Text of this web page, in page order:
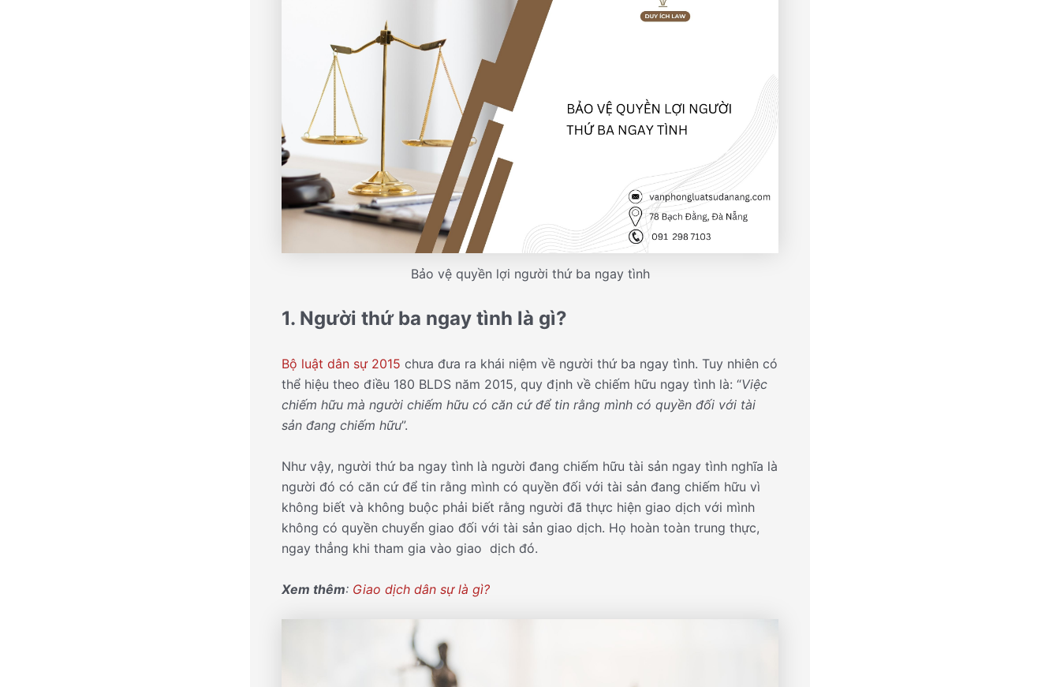
Bảo vệ quyền lợi người thứ ba ngay tình
1. Người thứ ba ngay tình là gì?
Bộ luật dân sự 2015 chưa đưa ra khái niệm về người thứ ba ngay tình. Tuy nhiên có
thể hiệu theo điều 180 BLDS năm 2015, quy định về chiếm hữu ngay tình là: “Việc
chiếm hữu mà người chiếm hữu có căn cứ để tin rằng mình có quyền đối với tài
sản đang chiếm hữu”.
Như vậy, người thứ ba ngay tình là người đang chiếm hữu tài sản ngay tình nghĩa là
người đó có căn cứ để tin rằng mình có quyền đối với tài sản đang chiếm hữu vì
không biết và không buộc phải biết rằng người đã thực hiện giao dịch với mình
không có quyền chuyển giao đối với tài sản giao dịch. Họ hoàn toàn trung thực,
ngay thẳng khi tham gia vào giao dịch đó.
Xem thêm: Giao dịch dân sự là gì?